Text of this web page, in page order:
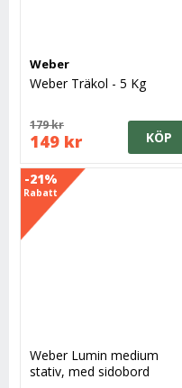
Weber
Weber Träkol - 5 Kg
179 kr
149 kr KÖP
-21%
Rabatt
Weber Lumin medium
stativ, med sidobord